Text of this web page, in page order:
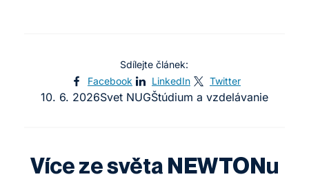
Sdílejte článek:
Facebook
LinkedIn Twitter
10. 6. 2026Svet NUGŠtúdium a vzdelávanie
Více ze světa NEWTONu